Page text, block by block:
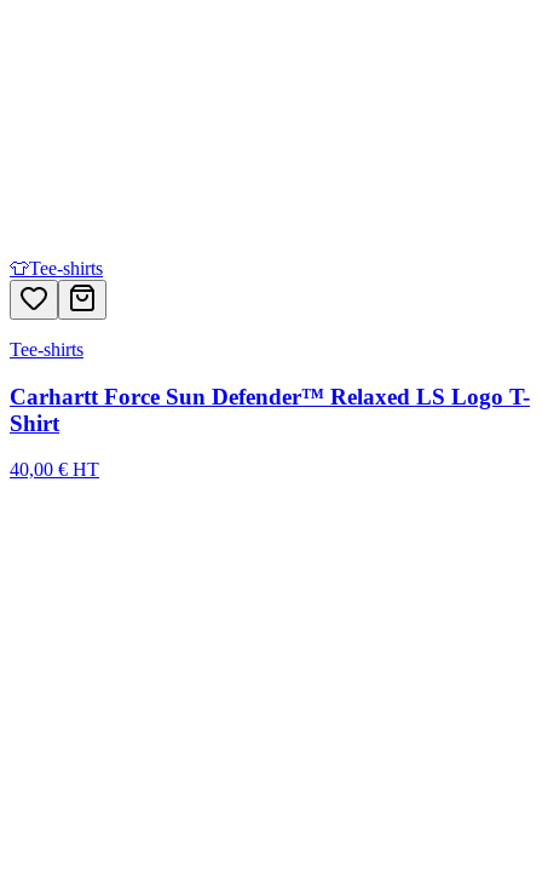
👕Tee-shirts
Tee-shirts
Carhartt Force Sun Defender™ Relaxed LS Logo T-
Shirt
40,00 € HT